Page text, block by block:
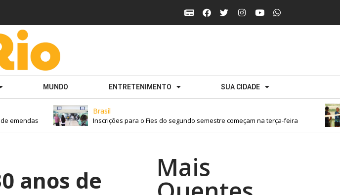
MUNDO ENTRETENIMENTO SUA CIDADE
Brasil
Inscrições para o Fies do segundo semestre começam na terça-feira
anos de
Mais